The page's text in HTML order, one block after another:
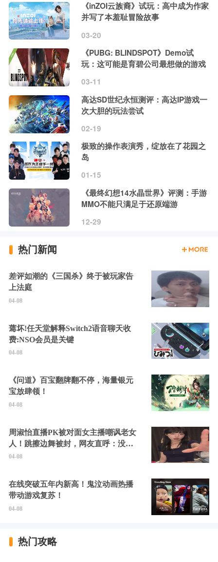
《inZOI云族裔》试玩：高中成为作家
并写了本羞耻冒险故事
03-20
《PUBG: BLINDSPOT》Demo试
玩：这可能是育碧公司最想做的游戏
03-11
高达SD世纪永恒测评：高达IP游戏一
次大胆的玩法尝试
02-19
极致的操作表演秀，绽放在了花园之
岛
01-15
《最终幻想14水晶世界》评测：手游
MMO不能只满足于还原端游
12-29
热门新闻
差评如潮的《三国杀》终于被玩家告
上法庭
04-08
蔫坏!任天堂解释Switch2语音聊天收
费:NSO会员是关键
04-08
《问道》百宝翻牌翻不停，海量银元
宝放肆领！
04-08
周淑怡直播PK被对面女主播嘲讽老女
人！跳擦边舞被封，网友直呼：没边
硬擦封的好！
04-08
在线突破五年内新高！鬼泣动画热播
带动游戏复苏！
04-08
热门攻略